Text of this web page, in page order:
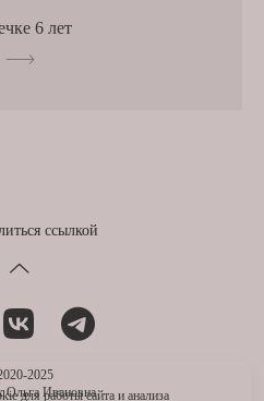
6 лет
ссылкой
2025
Ивановна
для работы сайта и анализа